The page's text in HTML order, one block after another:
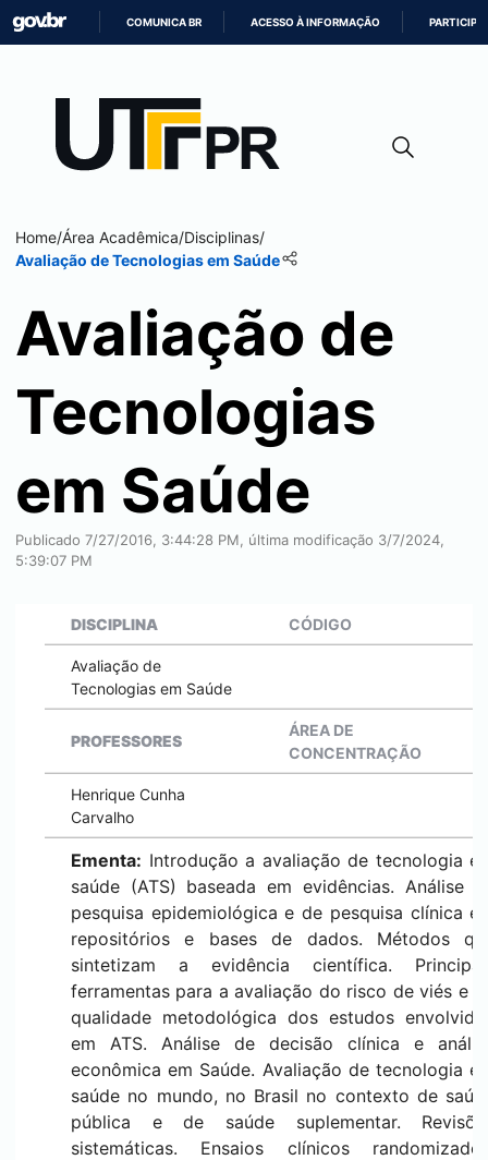
CONTEÚDO
COMUNICA BR ACESSO À INFORMAÇÃO PARTICIPE
Home/Área Acadêmica/Disciplinas/
Avaliação de Tecnologias em Saúde
Avaliação de
Tecnologias
em Saúde
Publicado 7/27/2016, 3:44:28 PM, última modificação 3/7/2024,
5:39:07 PM
DISCIPLINA CÓDIGO
Avaliação de
Tecnologias em Saúde
PROFESSORES
ÁREA DE
CONCENTRAÇÃO
Henrique Cunha
Carvalho
Ementa: Introdução a avaliação de tecnologia
saúde (ATS) baseada em evidências. Análise
pesquisa epidemiológica e de pesquisa clínica
repositórios e bases de dados. Métodos
sintetizam a evidência científica.
ferramentas para a avaliação do risco de viés e
qualidade metodológica dos estudos
em ATS. Análise de decisão clínica e
econômica em Saúde. Avaliação de tecnologia
saúde no mundo, no Brasil no contexto de
pública e de saúde suplementar.
sistemáticas. Ensaios clínicos